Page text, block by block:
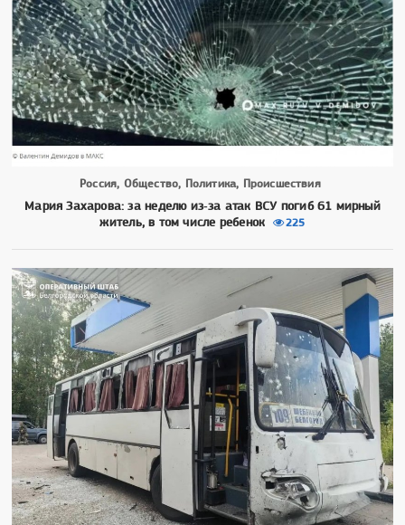
Россия, Общество, Политика, Происшествия
Мария Захарова: за неделю из‑за атак ВСУ погиб 61 мирный
житель, в том числе ребенок
225